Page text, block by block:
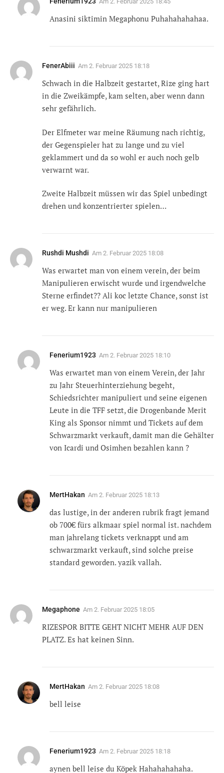
Anasini siktimin Megaphonu Puhahahahahaa.
FenerAbiii Am 2. Februar 2025 18:18
Schwach in die Halbzeit gestartet, Rize ging hart
in die Zweikämpfe, kam selten, aber wenn dann
sehr gefährlich.
Der Elfmeter war meine Räumung nach richtig,
der Gegenspieler hat zu lange und zu viel
geklammert und da so wohl er auch noch gelb
verwarnt war.
Zweite Halbzeit müssen wir das Spiel unbedingt
drehen und konzentrierter spielen…
Rushdi Mushdi Am 2. Februar 2025 18:08
Was erwartet man von einem verein, der beim
Manipulieren erwischt wurde und irgendwelche
Sterne erfindet?? Ali koc letzte Chance, sonst ist
er weg. Er kann nur manipulieren
Fenerium1923 Am 2. Februar 2025 18:10
Was erwartet man von einem Verein, der Jahr
zu Jahr Steuerhinterziehung begeht,
Schiedsrichter manipuliert und seine eigenen
Leute in die TFF setzt, die Drogenbande Merit
King als Sponsor nimmt und Tickets auf dem
Schwarzmarkt verkauft, damit man die Gehälter
von Icardi und Osimhen bezahlen kann ?
MertHakan Am 2. Februar 2025 18:13
das lustige, in der anderen rubrik fragt jemand
ob 700€ fürs alkmaar spiel normal ist. nachdem
man jahrelang tickets verknappt und am
schwarzmarkt verkauft, sind solche preise
standard geworden. yazik vallah.
Megaphone Am 2. Februar 2025 18:05
RIZESPOR BITTE GEHT NICHT MEHR AUF DEN
PLATZ. Es hat keinen Sinn.
MertHakan Am 2. Februar 2025 18:08
bell leise
Fenerium1923 Am 2. Februar 2025 18:18
aynen bell leise du Köpek Hahahahahaha.